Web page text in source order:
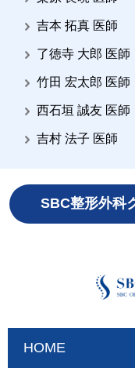
吉本 拓真 医師
了徳寺 大郎 医師
竹田 宏太郎 医師
西石垣 誠友 医師
吉村 法子 医師
SBC整形外科
HOME